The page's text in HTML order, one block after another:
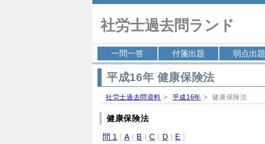
社労士過去問ランド
一問一答 付箋出題 弱点出題
平成16年 健康保険法
社労士過去問資料 > 平成16年 > 健康保険法
健康保険法
問 1 [ A | B | C | D | E ]